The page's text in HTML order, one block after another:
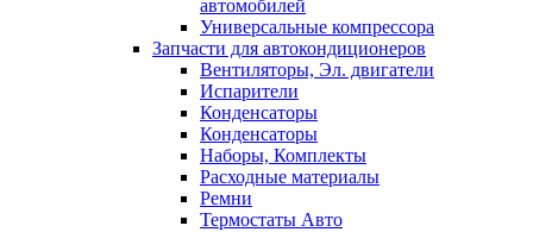
автомобилей
Универсальные компрессора
Запчасти для автокондиционеров
Вентиляторы, Эл. двигатели
Испарители
Конденсаторы
Конденсаторы
Наборы, Комплекты
Расходные материалы
Ремни
Термостаты Авто